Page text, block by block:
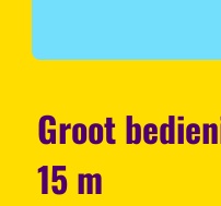
Groot
15 m